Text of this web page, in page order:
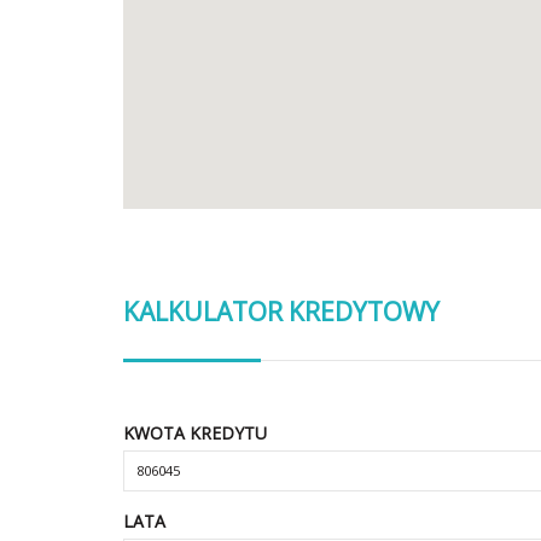
KALKULATOR KREDYTOWY
KWOTA KREDYTU
LATA